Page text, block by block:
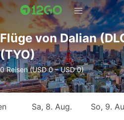
Flüge von Dalian
(TYO)
0 Reisen (USD 0 – USD 0)
Sa, 8. Aug. So, 9.